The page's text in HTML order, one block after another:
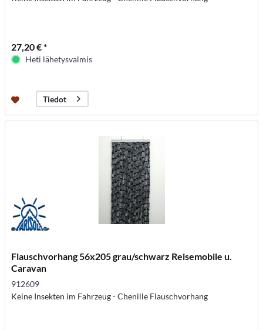
27,20 € *
Heti lähetysvalmis
Tiedot
Flauschvorhang 56x205 grau/schwarz Reisemobile u.
Caravan
912609
Keine Insekten im Fahrzeug - Chenille Flauschvorhang